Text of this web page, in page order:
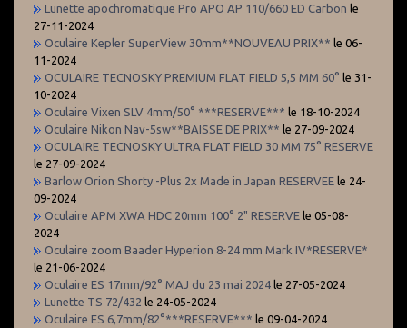
Lunette apochromatique Pro APO AP 110/660 ED Carbon le
27-11-2024
Oculaire Kepler SuperView 30mm**NOUVEAU PRIX** le 06-
11-2024
OCULAIRE TECNOSKY PREMIUM FLAT FIELD 5,5 MM 60° le 31-
10-2024
Oculaire Vixen SLV 4mm/50° ***RESERVE*** le 18-10-2024
Oculaire Nikon Nav-5sw**BAISSE DE PRIX** le 27-09-2024
OCULAIRE TECNOSKY ULTRA FLAT FIELD 30 MM 75° RESERVE
le 27-09-2024
Barlow Orion Shorty -Plus 2x Made in Japan RESERVEE le 24-
09-2024
Oculaire APM XWA HDC 20mm 100° 2" RESERVE le 05-08-
2024
Oculaire zoom Baader Hyperion 8-24 mm Mark IV*RESERVE*
le 21-06-2024
Oculaire ES 17mm/92° MAJ du 23 mai 2024 le 27-05-2024
Lunette TS 72/432 le 24-05-2024
Oculaire ES 6,7mm/82°***RESERVE*** le 09-04-2024